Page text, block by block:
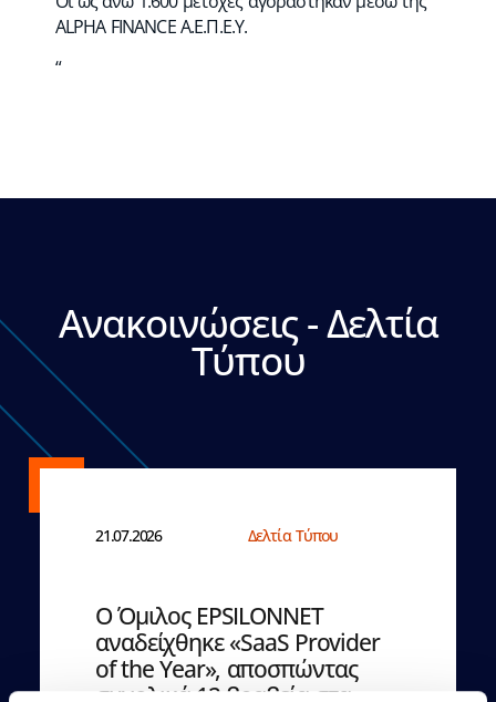
ΑLPHA FINANCE Α.Ε.Π.Ε.Υ.
“
Ανακοινώσεις - Δελτία
Τύπου
21.07.2026 Δελτία Τύπου
Ο Όμιλος EPSILONNET
αναδείχθηκε «SaaS Provider
of the Year», αποσπώντας
συνολικά 12 βραβεία στα